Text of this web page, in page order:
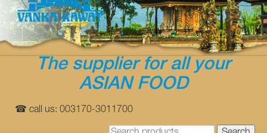
The supplier for all your
ASIAN FOOD
☎ call us: 003170-3011700